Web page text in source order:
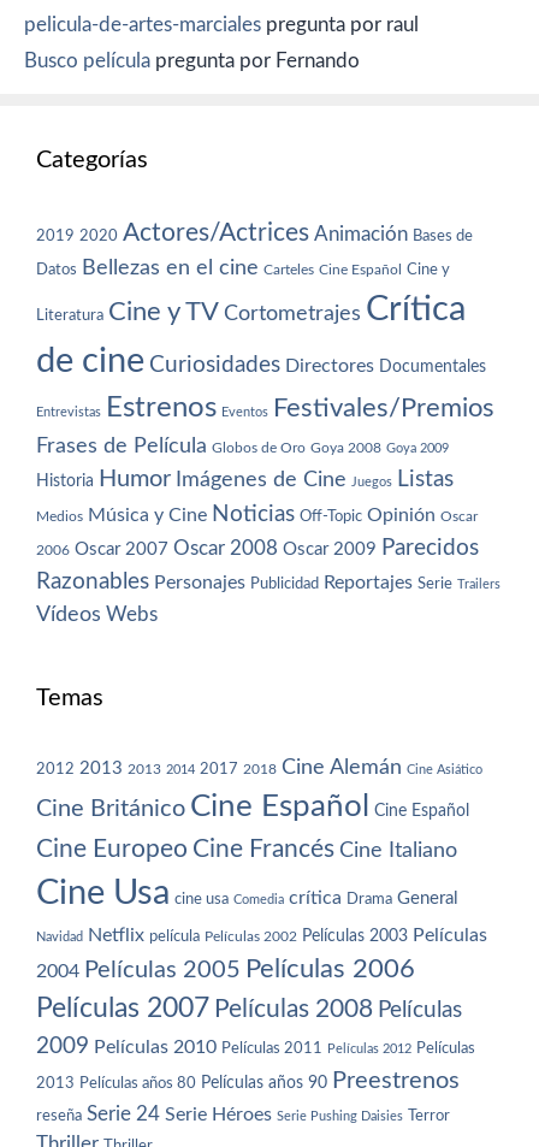
pelicula-de-artes-marciales pregunta por raul
Busco película pregunta por Fernando
Categorías
2019 2020 Actores/Actrices Animación Bases de
Datos Bellezas en el cine Carteles Cine Español Cine y
Literatura Cine y TV Cortometrajes Crítica
de cine Curiosidades Directores Documentales
Entrevistas Estrenos Eventos Festivales/Premios
Frases de Película Globos de Oro Goya 2008 Goya 2009
Historia Humor Imágenes de Cine Juegos Listas
Medios Música y Cine Noticias Off-Topic Opinión Oscar
2006 Oscar 2007 Oscar 2008 Oscar 2009 Parecidos
Razonables Personajes Publicidad Reportajes Serie Trailers
Vídeos Webs
Temas
2012 2013 2013 2014 2017 2018 Cine Alemán Cine Asiático
Cine Británico Cine Español Cine Español
Cine Europeo Cine Francés Cine Italiano
Cine Usa cine usa Comedia crítica Drama General
Navidad Netflix película Películas 2002 Películas 2003 Películas
2004 Películas 2005 Películas 2006
Películas 2007 Películas 2008 Películas
2009 Películas 2010 Películas 2011 Películas 2012 Películas
2013 Películas años 80 Películas años 90 Preestrenos
reseña Serie 24 Serie Héroes Serie Pushing Daisies Terror